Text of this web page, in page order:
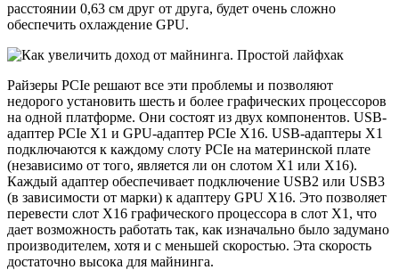
расстоянии 0,63 см друг от друга, будет очень сложно
обеспечить охлаждение GPU.
Райзеры PCIe решают все эти проблемы и позволяют
недорого установить шесть и более графических процессоров
на одной платформе. Они состоят из двух компонентов. USB-
адаптер PCIe X1 и GPU-адаптер PCIe X16. USB-адаптеры X1
подключаются к каждому слоту PCIe на материнской плате
(независимо от того, является ли он слотом X1 или X16).
Каждый адаптер обеспечивает подключение USB2 или USB3
(в зависимости от марки) к адаптеру GPU X16. Это позволяет
перевести слот X16 графического процессора в слот X1, что
дает возможность работать так, как изначально было задумано
производителем, хотя и с меньшей скоростью. Эта скорость
достаточно высока для майнинга.